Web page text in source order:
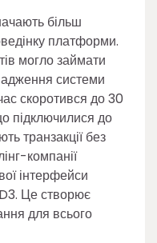
більш
платформи.
могло займати
системи
скоротився до 30
підключилися до
транзакції без
компанії
інтерфейси
Це створює
для всього